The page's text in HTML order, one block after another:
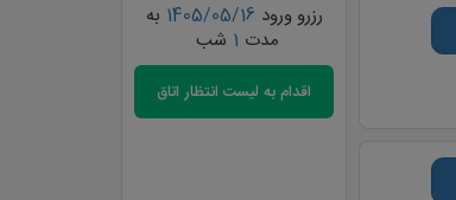
رزرو ورود 1405/05/16 به
مدت 1 شب
اقدام به لیست انتظار اتاق